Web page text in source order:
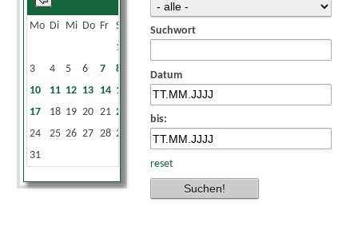
Mo Di Mi Do Fr Sa
1
3
4 5 6 7 8
10
11 12 13 14 15
17
18 19 20 21 22
24
25 26 27 28 29
31
Suchwort
Datum
bis:
reset